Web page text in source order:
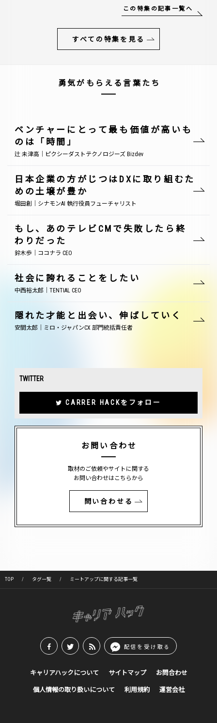
この特集の記事一覧へ
すべての特集を見る
勇気がもらえる言葉たち
ベンチャーにとって最も価値が高いも
のは「時間」
辻 未津高｜ピクシーダストテクノロジーズ Bizdev
日本企業の方がじつはDXに取り組むた
めの土壌が豊か
堀田創｜シナモンAI 執行役員フューチャリスト
もし、あのテレビCMで失敗したら終
わりだった
鈴木歩｜ココナラ CEO
社会に誇れることをしたい
中西裕太郎｜TENTIAL CEO
隠れた才能と出会い、伸ばしていく
安間太郎｜ミロ・ジャパンCX 部門統括責任者
TWITTER
CARRER HACKをフォロー
お問い合わせ
取材のご依頼やサイトに関する
お問い合わせはこちらから
問い合わせる
TOP タグ一覧 ミートアップに関する記事一覧
配信を受け取る
キャリアハックについて サイトマップ お問合わせ
個人情報の取り扱いについて 利用規約 運営会社